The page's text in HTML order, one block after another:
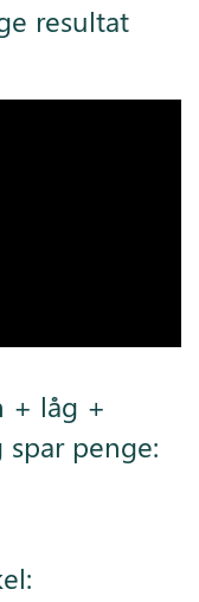
resultat
+ låg +
penge: